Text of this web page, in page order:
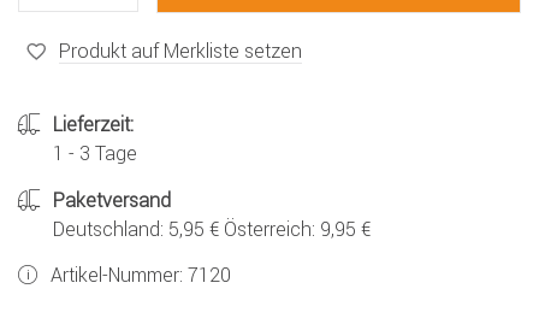
Produkt auf Merkliste setzen
Lieferzeit:
1 - 3 Tage
Paketversand
Deutschland: 5,95 € Österreich: 9,95 €
Artikel-Nummer: 7120